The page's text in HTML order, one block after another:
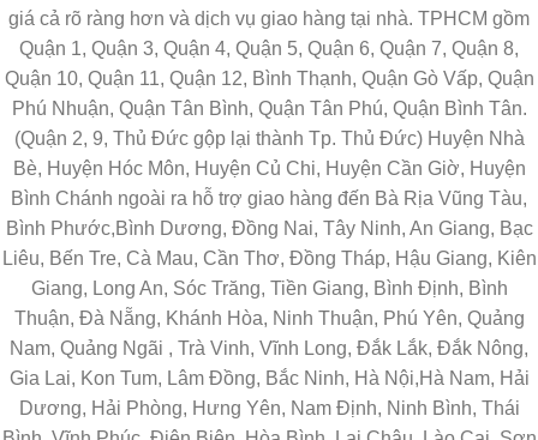
giá cả rõ ràng hơn và dịch vụ giao hàng tại nhà. TPHCM gồm
Quận 1, Quận 3, Quận 4, Quận 5, Quận 6, Quận 7, Quận 8,
Quận 10, Quận 11, Quận 12, Bình Thạnh, Quận Gò Vấp, Quận
Phú Nhuận, Quận Tân Bình, Quận Tân Phú, Quận Bình Tân.
(Quận 2, 9, Thủ Đức gộp lại thành Tp. Thủ Đức) Huyện Nhà
Bè, Huyện Hóc Môn, Huyện Củ Chi, Huyện Cần Giờ, Huyện
Bình Chánh ngoài ra hỗ trợ giao hàng đến Bà Rịa Vũng Tàu,
Bình Phước,Bình Dương, Đồng Nai, Tây Ninh, An Giang, Bạc
Liêu, Bến Tre, Cà Mau, Cần Thơ, Đồng Tháp, Hậu Giang, Kiên
Giang, Long An, Sóc Trăng, Tiền Giang, Bình Định, Bình
Thuận, Đà Nẵng, Khánh Hòa, Ninh Thuận, Phú Yên, Quảng
Nam, Quảng Ngãi , Trà Vinh, Vĩnh Long, Đắk Lắk, Đắk Nông,
Gia Lai, Kon Tum, Lâm Đồng, Bắc Ninh, Hà Nội,Hà Nam, Hải
Dương, Hải Phòng, Hưng Yên, Nam Định, Ninh Bình, Thái